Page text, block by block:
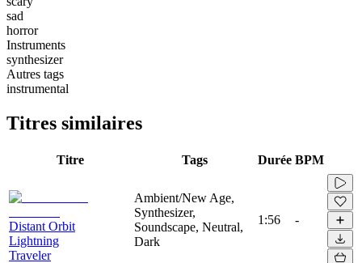
sad
horror
Instruments
synthesizer
Autres tags
instrumental
Titres similaires
Titre Tags Durée BPM
Distant Orbit
Lightning
Traveler
Ambient/New Age,
Synthesizer,
Soundscape, Neutral,
Dark
1:56 -